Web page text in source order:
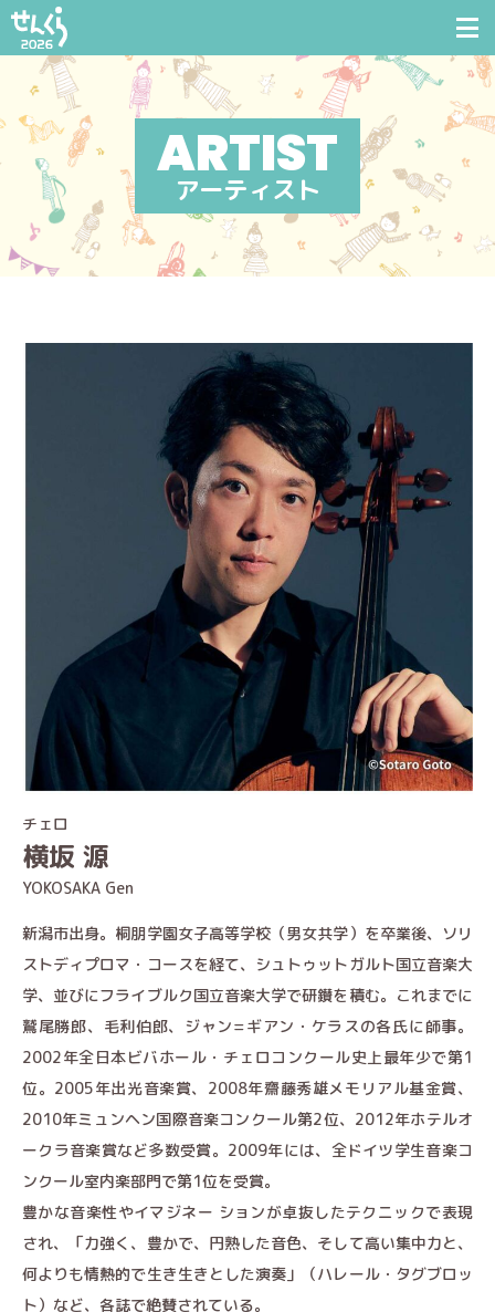
アーティスト
横坂 源
YOKOSAKA Gen
チェロ
新潟市出身。桐朋学園女子高等学校（男女共学）を卒業後、ソリ
ストディプロマ・コースを経て、シュトゥットガルト国立音楽大
学、並びにフライブルク国立音楽大学で研鑚を積む。これまでに
鷲尾勝郎、毛利伯郎、ジャン=ギアン・ケラスの各氏に師事。
2002年全日本ビバホール・チェロコンクール史上最年少で第1
位。2005年出光音楽賞、2008年齋藤秀雄メモリアル基金賞、
2010年ミュンヘン国際音楽コンクール第2位、2012年ホテルオ
ークラ音楽賞など多数受賞。2009年には、全ドイツ学生音楽コ
ンクール室内楽部門で第1位を受賞。
豊かな音楽性やイマジネー ションが卓抜したテクニックで表現
され、「力強く、豊かで、円熟した音色、そして高い集中力と、
何よりも情熱的で生き生きとした演奏」（ハレール・タグブロッ
ト）など、各誌で絶賛されている。